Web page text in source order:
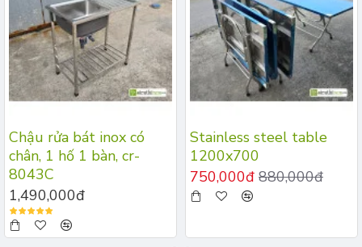
Chậu rửa bát inox có
chân, 1 hố 1 bàn, cr-
8043C
1,490,000đ
Stainless steel table
1200x700
750,000đ 880,000đ